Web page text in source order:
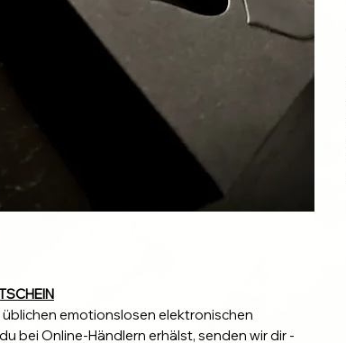
emotionslosen elektronischen
bei Online-Händlern erhälst, senden wir dir -